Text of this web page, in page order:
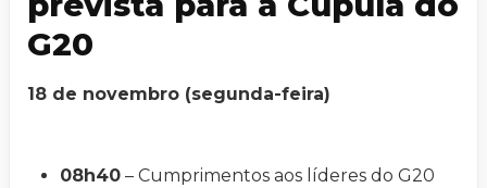
G20
18 de novembro (segunda-feira)
08h40 – Cumprimentos aos líderes do G20